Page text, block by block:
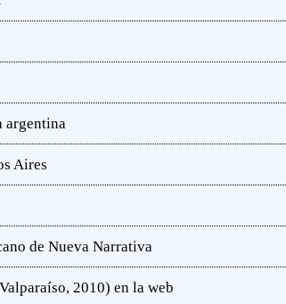
argentina
Aires
de Nueva Narrativa
2010) en la web